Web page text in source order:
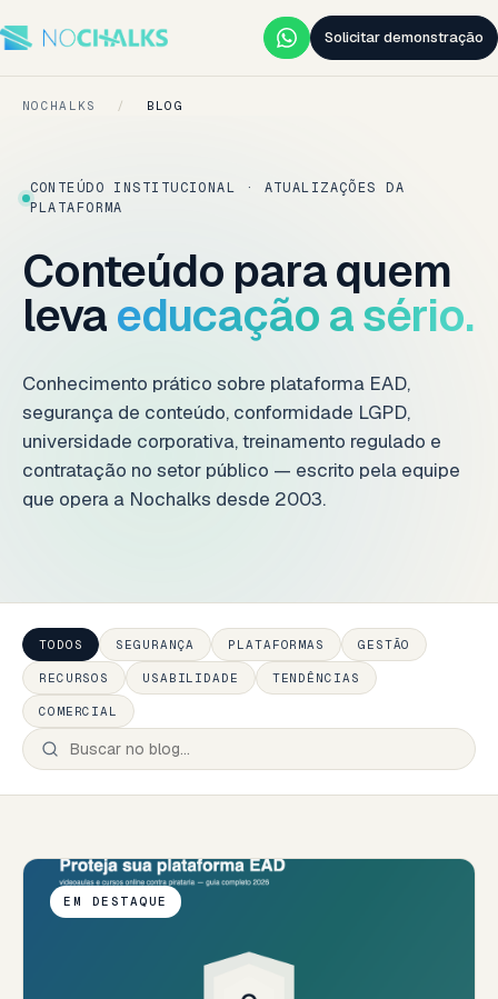
Solicitar demonstração
NOCHALKS / BLOG
CONTEÚDO INSTITUCIONAL · ATUALIZAÇÕES DA
PLATAFORMA
Conteúdo para quem
levaeducação a sério.
Conhecimento prático sobre plataforma EAD,
segurança de conteúdo, conformidade LGPD,
universidade corporativa, treinamento regulado e
contratação no setor público — escrito pela equipe
que opera a Nochalks desde 2003.
TODOS SEGURANÇA PLATAFORMAS GESTÃO
RECURSOS USABILIDADE TENDÊNCIAS
COMERCIAL
EM DESTAQUE